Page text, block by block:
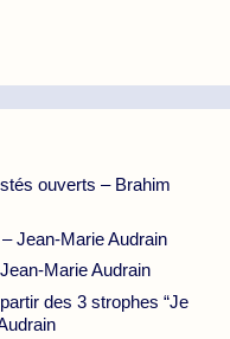
ouverts – Brahim
Jean-Marie Audrain
Marie Audrain
des 3 strophes “Je